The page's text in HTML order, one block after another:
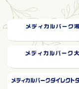
リ
ン
ク